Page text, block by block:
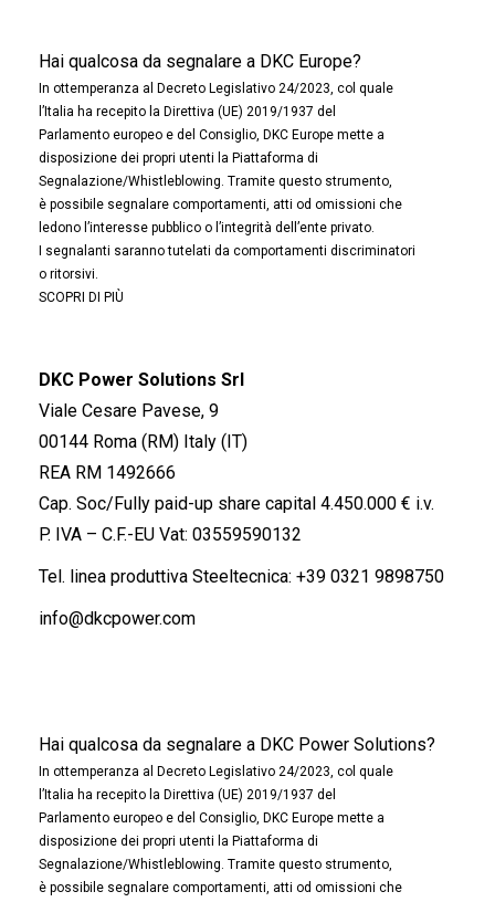
Hai qualcosa da segnalare a DKC Europe?
In ottemperanza al Decreto Legislativo 24/2023, col quale
l’Italia ha recepito la Direttiva (UE) 2019/1937 del
Parlamento europeo e del Consiglio, DKC Europe mette a
disposizione dei propri utenti la Piattaforma di
Segnalazione/Whistleblowing. Tramite questo strumento,
è possibile segnalare comportamenti, atti od omissioni che
ledono l’interesse pubblico o l’integrità dell’ente privato.
I segnalanti saranno tutelati da comportamenti discriminatori
o ritorsivi.
SCOPRI DI PIÙ
DKC Power Solutions Srl
Viale Cesare Pavese, 9
00144 Roma (RM) Italy (IT)
REA RM 1492666
Cap. Soc/Fully paid-up share capital 4.450.000 € i.v.
P. IVA – C.F.-EU Vat: 03559590132
Tel. linea produttiva Steeltecnica: +39 0321 9898750
info@dkcpower.com
Hai qualcosa da segnalare a DKC Power Solutions?
In ottemperanza al Decreto Legislativo 24/2023, col quale
l’Italia ha recepito la Direttiva (UE) 2019/1937 del
Parlamento europeo e del Consiglio, DKC Europe mette a
disposizione dei propri utenti la Piattaforma di
Segnalazione/Whistleblowing. Tramite questo strumento,
è possibile segnalare comportamenti, atti od omissioni che